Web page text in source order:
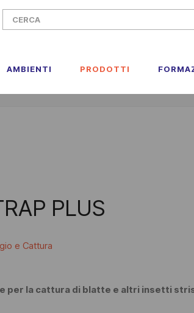
AMBIENTI PRODOTTI
PLUS
e Cattura
per la cattura di blatte e altri insetti